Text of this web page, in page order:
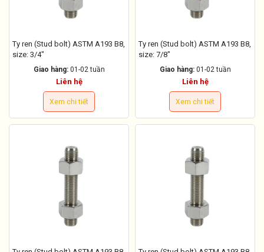
Ty ren (Stud bolt) ASTM A193 B8,
size: 3/4"
Giao hàng: 01-02 tuần
Liên hệ
Xem chi tiết
Ty ren (Stud bolt) ASTM A193 B8,
size: 7/8"
Giao hàng: 01-02 tuần
Liên hệ
Xem chi tiết